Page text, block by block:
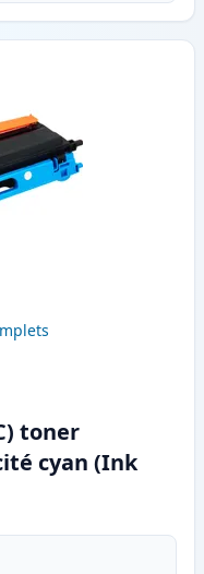
toner
cyan (Ink